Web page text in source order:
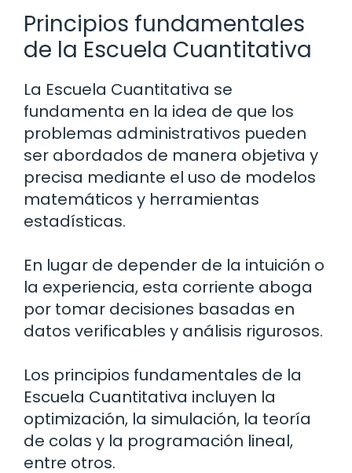
Principios fundamentales
de la Escuela Cuantitativa
La Escuela Cuantitativa se
fundamenta en la idea de que los
problemas administrativos pueden
ser abordados de manera objetiva y
precisa mediante el uso de modelos
matemáticos y herramientas
estadísticas.
En lugar de depender de la intuición o
la experiencia, esta corriente aboga
por tomar decisiones basadas en
datos verificables y análisis rigurosos.
Los principios fundamentales de la
Escuela Cuantitativa incluyen la
optimización, la simulación, la teoría
de colas y la programación lineal,
entre otros.